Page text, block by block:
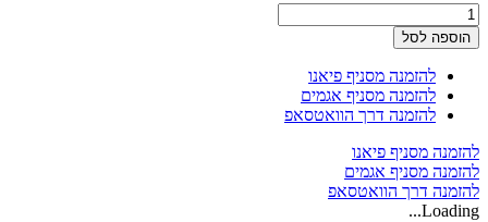
כמות
של
ג'ל
שיניים
לכלבים
וחתולים
הוספה לסל
להזמנה מסניף פיאנו
להזמנה מסניף אגמים
להזמנה דרך הוואטסאפ
להזמנה מסניף פיאנו
להזמנה מסניף אגמים
להזמנה דרך הוואטסאפ
Loading...